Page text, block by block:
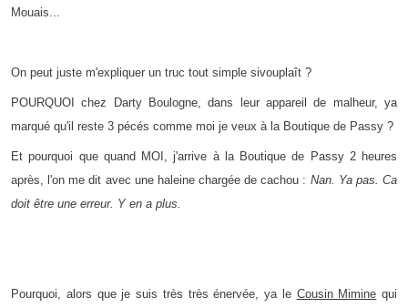
Mouais...
On peut juste m'expliquer un truc tout simple sivouplaît ?
POURQUOI chez Darty Boulogne, dans leur appareil de malheur, ya
marqué qu'il reste 3 pécés comme moi je veux à la Boutique de Passy ?
Et pourquoi que quand MOI, j'arrive à la Boutique de Passy 2 heures
après, l'on me dit avec une haleine chargée de cachou : Nan. Ya pas. Ca
doit être une erreur. Y en a plus.
Pourquoi, alors que je suis très très énervée, ya le Cousin Mimine qui